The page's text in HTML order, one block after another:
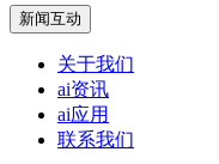
新闻互动
关于我们
ai资讯
ai应用
联系我们